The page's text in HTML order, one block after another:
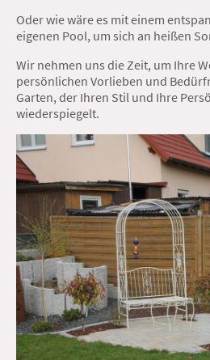
Oder wie wäre es mit einem
eigenen Pool, um sich an heißen
Wir nehmen uns die Zeit, um Ihre
persönlichen Vorlieben und
Garten, der Ihren Stil und Ihre
wiederspiegelt.